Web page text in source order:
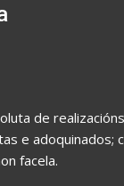
de
e adoquinados;
facela.